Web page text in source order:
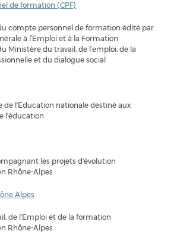
de formation (CPF)
compte personnel de formation édité par
à l’Emploi et à la Formation
Ministère du travail, de l’emploi, de la
et du dialogue social
de l'Education nationale destiné aux
l'éducation
les projets d'évolution
Rhône-Alpes
Alpes
de l'Emploi et de la formation
Rhône-Alpes